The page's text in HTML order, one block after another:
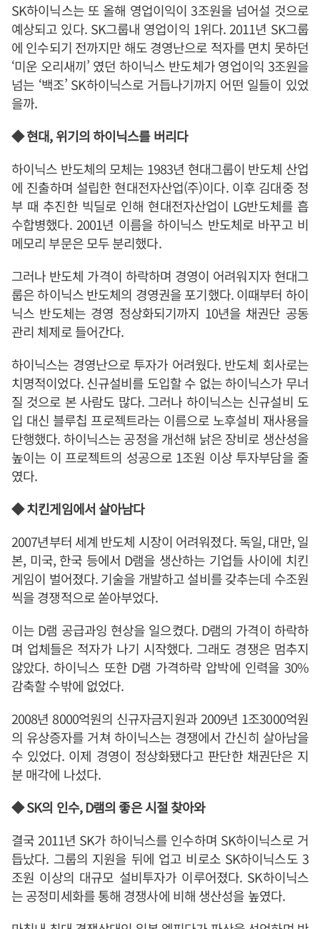
SK하이닉스는 또 올해 영업이익이 3조원을 넘어설 것으로
예상되고 있다. SK그룹내 영업이익 1위다. 2011년 SK그룹
에 인수되기 전까지만 해도 경영난으로 적자를 면치 못하던
‘미운 오리새끼’ 였던 하이닉스 반도체가 영업이익 3조원을
넘는 ‘백조’ SK하이닉스로 거듭나기까지 어떤 일들이 있었
을까.
◆ 현대, 위기의 하이닉스를 버리다
하이닉스 반도체의 모체는 1983년 현대그룹이 반도체 산업
에 진출하며 설립한 현대전자산업(주)이다. 이후 김대중 정
부 때 추진한 빅딜로 인해 현대전자산업이 LG반도체를 흡
수합병했다. 2001년 이름을 하이닉스 반도체로 바꾸고 비
메모리 부문은 모두 분리했다.
그러나 반도체 가격이 하락하며 경영이 어려워지자 현대그
룹은 하이닉스 반도체의 경영권을 포기했다. 이때부터 하이
닉스 반도체는 경영 정상화되기까지 10년을 채권단 공동
관리 체제로 들어간다.
하이닉스는 경영난으로 투자가 어려웠다. 반도체 회사로는
치명적이었다. 신규설비를 도입할 수 없는 하이닉스가 무너
질 것으로 본 사람도 많다. 그러나 하이닉스는 신규설비 도
입 대신 블루칩 프로젝트라는 이름으로 노후설비 재사용을
단행했다. 하이닉스는 공정을 개선해 낡은 장비로 생산성을
높이는 이 프로젝트의 성공으로 1조원 이상 투자부담을 줄
였다.
◆ 치킨게임에서 살아남다
2007년부터 세계 반도체 시장이 어려워졌다. 독일, 대만, 일
본, 미국, 한국 등에서 D램을 생산하는 기업들 사이에 치킨
게임이 벌어졌다. 기술을 개발하고 설비를 갖추는데 수조원
씩을 경쟁적으로 쏟아부었다.
이는 D램 공급과잉 현상을 일으켰다. D램의 가격이 하락하
며 업체들은 적자가 나기 시작했다. 그래도 경쟁은 멈추지
않았다. 하이닉스 또한 D램 가격하락 압박에 인력을 30%
감축할 수밖에 없었다.
2008년 8000억원의 신규자금지원과 2009년 1조3000억원
의 유상증자를 거쳐 하이닉스는 경쟁에서 간신히 살아남을
수 있었다. 이제 경영이 정상화됐다고 판단한 채권단은 지
분 매각에 나섰다.
◆ SK의 인수, D램의 좋은 시절 찾아와
결국 2011년 SK가 하이닉스를 인수하며 SK하이닉스로 거
듭났다. 그룹의 지원을 뒤에 업고 비로소 SK하이닉스도 3
조원 이상의 대규모 설비투자가 이루어졌다. SK하이닉스
는 공정미세화를 통해 경쟁사에 비해 생산성을 높였다.